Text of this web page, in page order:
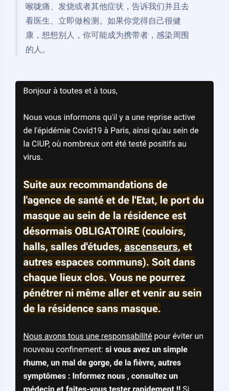
喉咙痛、发烧或者其他症状，告诉我们并且去
看医生、立即做检测。如果你觉得自己很健
康，想想别人，你可能成为携带者，感染周围
的人。